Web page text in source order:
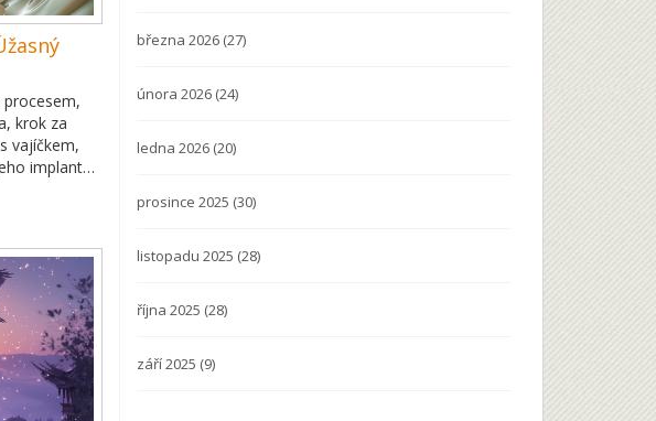
krok za
vajíčkem,
implantaci
a jakou roli
března 2026 (27)
února 2026 (24)
ledna 2026 (20)
prosince 2025 (30)
listopadu 2025 (28)
října 2025 (28)
září 2025 (9)